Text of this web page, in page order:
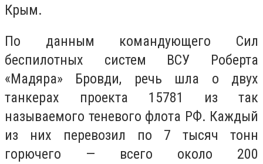
Крым.
По данным командующего Сил
беспилотных систем ВСУ Роберта
«Мадяра» Бровди, речь шла о двух
танкерах проекта 15781 из так
называемого теневого флота РФ. Каждый
из них перевозил по 7 тысяч тонн
горючего — всего около 200